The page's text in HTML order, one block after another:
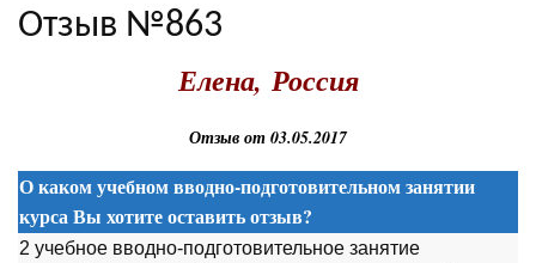
Отзыв №863
Елена, Россия
Отзыв от 03.05.2017
О каком учебном вводно-подготовительном занятии
курса Вы хотите оставить отзыв?
2 учебное вводно-подготовительное занятие